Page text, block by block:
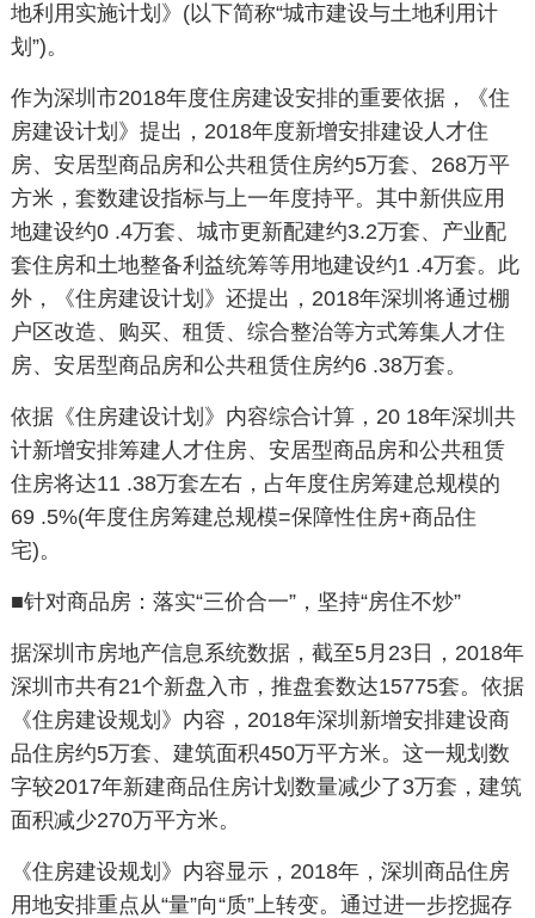
地利用实施计划》 (以下简称“城市建设与土地利用计
划”)。
作为深圳市2018年度住房建设安排的重要依据，《住
房建设计划》提出， 2018年度新增安排建设人才住
房、安居型商品房和公共租赁住房约5万套、 268万平
方米，套数建设指标与上一年度持平。其中新供应用
地建设约0 .4万套、城市更新配建约3.2万套、产业配
套住房和土地整备利益统筹等用地建设约1 .4万套。此
外，《住房建设计划》还提出， 2018年深圳将通过棚
户区改造、购买、租赁、综合整治等方式筹集人才住
房、安居型商品房和公共租赁住房约6 .38万套。
依据《住房建设计划》内容综合计算， 20 18年深圳共
计新增安排筹建人才住房、安居型商品房和公共租赁
住房将达11 .38万套左右，占年度住房筹建总规模的
69 .5%(年度住房筹建总规模=保障性住房+商品住
宅)。
■针对商品房：落实“三价合一”，坚持“房住不炒”
据深圳市房地产信息系统数据，截至5月 23日， 2018年
深圳市共有21个新盘入市，推盘套数达15775套。依据
《住房建设规划》内容， 2018年深圳新增安排建设商
品住房约5万套、建筑面积450万平方米。这一规划数
字较2017年新建商品住房计划数量减少了3万套，建筑
面积减少270万平方米。
《住房建设规划》内容显示， 2018年，深圳商品住房
用地安排重点从“量”向“质”上转变。通过进一步挖掘存